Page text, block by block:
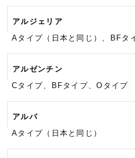
アルジェリア
Aタイプ（日本と同じ）、BFタ
アルゼンチン
Cタイプ、BFタイプ、Oタイプ
アルバ
Aタイプ（日本と同じ）